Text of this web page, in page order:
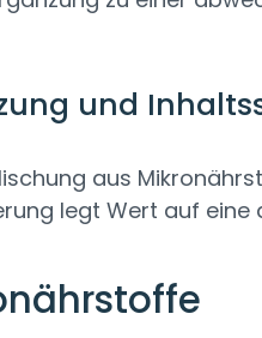
und
aus
legt Wert auf